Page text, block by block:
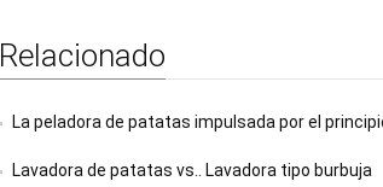
Relacionado
La peladora de patatas impulsada por el
Lavadora de patatas vs.. Lavadora tipo burbuja